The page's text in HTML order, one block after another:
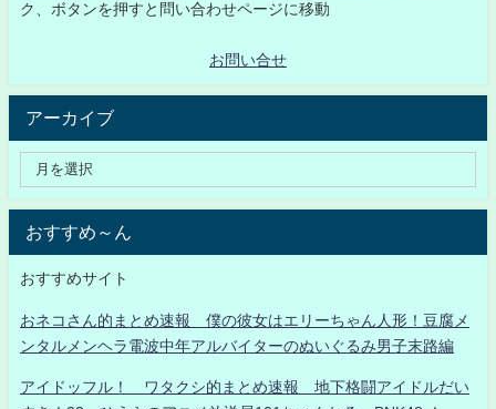
ク、ボタンを押すと問い合わせページに移動
お問い合せ
アーカイブ
おすすめ～ん
おすすめサイト
おネコさん的まとめ速報 僕の彼女はエリーちゃん人形！豆腐メ
ンタルメンヘラ電波中年アルバイターのぬいぐるみ男子末路編
アイドッフル！ ワタクシ的まとめ速報 地下格闘アイドルだい